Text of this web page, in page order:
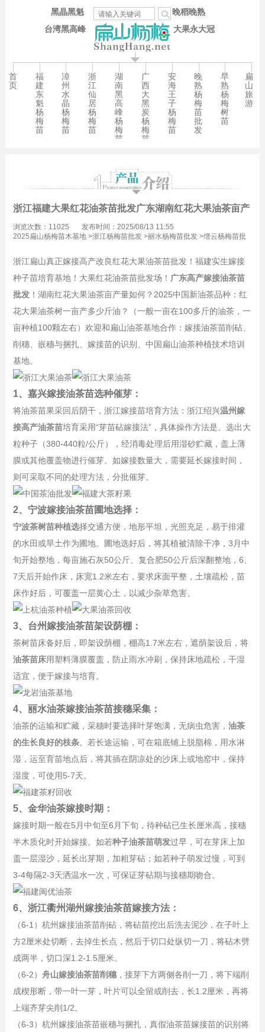
台湾黑高峰
晚稻晚熟
大果永大冠
黑晶黑魁
首
页
福
建
东
魁
杨
梅
苗
漳
州
水
晶
杨
梅
苗
浙
江
仙
居
杨
梅
苗
湖
南
黑
高
峰
杨
梅
苗
广
西
大
黑
炭
杨
梅
苗
安
海
王
子
杨
梅
苗
晚
熟
杨
梅
苗
批
发
早
熟
杨
梅
树
苗
扁
山
旅
游
浙江福建大果红花油茶苗批发广东湖南红花大果油茶亩产量
浏览次数：11025
发布时间：2025/08/13 11:55
2025扁山杨梅苗木基地>浙江杨梅苗批发>丽水杨梅苗批发>缙云杨梅苗批
浙江扁山真正嫁接高产改良红花大果油茶苗批发！福建实生嫁接
种子苗培育基地！大果红花油茶苗批发场！ 广东高产嫁接油茶苗
批发！湖南红花大果油茶亩产量如何？2025中国新油茶品种：红
花大果油茶树一亩产多少斤油？（一般一亩在100多斤的油茶，一
亩种植100颗左右）欢迎和扁山油茶基地合作：嫁接油茶苗削砧、
削穗、嵌穗与捆扎、嫁接苗的识别、中国扁山油茶种植技术培训
基地。
1、嘉兴嫁接油茶苗选种催芽：
将油茶苗果采回后阴干，浙江嫁接苗培育方法：浙江绍兴温州嫁
接高产油茶苗培育采用“芽苗砧嫁接法”，具体操作方法是。选出大
粒种子（380-440粒/公斤），经消毒处理后用湿砂贮藏，盖上薄
膜或其他覆盖物进行催芽。如嫁接数量大，需要延长嫁接时间，
则可采取不同的处理方法，分批催芽。
2、宁波嫁接油茶苗圃地选择：
宁波茶树苗种植选择交通方便，地形平坦，光照充足，易于排灌
的水田或旱土作为圃地。圃地选好后，将其植被清除干净，3月中
旬开始整地，每亩施石灰50公斤、复合肥50公斤后深翻整地，6、
7天后开始作床，床宽1.2米左右，要求床面平整，土壤疏松，苗
床作好后，可覆盖一层黄心土，以减少杂草危害。
3、台州嫁接油茶苗架设荫棚：
茶树苗床备好后，即架设荫棚，棚高1.7米左右，遮荫架设后，将
油茶苗床用塑料薄膜覆盖，防止雨水冲刷，保持床地疏松，干湿
适宜，便于嫁接与培育。
4、丽水油茶嫁接油茶苗接穗采集：
油茶的运输和贮藏，采穗时要选择叶芽饱满，无病虫危害， 油茶
的生长良好的枝条。若长途运输，可在箱底铺上脱脂棉，用水淋
湿，运至育苗地点后，将其插在阴凉处的沙床上或地窑中，保持
湿度，可使用5-7天。
5、金华油茶嫁接时期：
嫁接时期一般在5月中旬至6月下旬，待种砧已生长厘米高，接穗
半木质化时开始嫁接。如若种子油茶苗萌发过早，可在芽床上加
盖一层湿沙，延长出芽期，加粗芽砧；如若种子萌发过慢，可到
3-4每隔2-3天洒温水一次，可保证芽砧期与接穗期吻合。
6、浙江衢州湖州嫁接油茶苗嫁接方法：
（6-1）杭州嫁接油茶苗削砧，将砧苗挖出后洗去泥沙，在子叶上
方2厘米处切断，去掉生长点，然后于切口处纵切一刀，将砧木劈
成两半，切口深1.2-1.5厘米。
（6-2） 舟山嫁接油茶苗削穗，接芽下方两侧各削一刀，将下端削
成楔形断，带一叶一芽，叶片可以全留或削去，长1.2厘米，再将
上端齐芽尖削1/2。
（6-3）杭州嫁接油茶苗嵌穗与捆扎，真假油茶苗嫁接苗的识别将